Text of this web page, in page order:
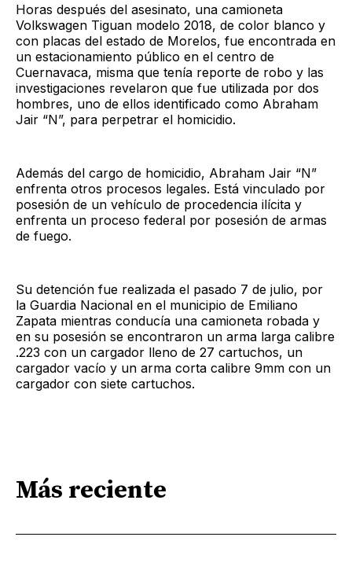
Horas después del asesinato, una camioneta
Volkswagen Tiguan modelo 2018, de color blanco y
con placas del estado de Morelos, fue encontrada en
un estacionamiento público en el centro de
Cuernavaca, misma que tenía reporte de robo y las
investigaciones revelaron que fue utilizada por dos
hombres, uno de ellos identificado como Abraham
Jair “N”, para perpetrar el homicidio.
Además del cargo de homicidio, Abraham Jair “N”
enfrenta otros procesos legales. Está vinculado por
posesión de un vehículo de procedencia ilícita y
enfrenta un proceso federal por posesión de armas
de fuego.
Su detención fue realizada el pasado 7 de julio, por
la Guardia Nacional en el municipio de Emiliano
Zapata mientras conducía una camioneta robada y
en su posesión se encontraron un arma larga calibre
.223 con un cargador lleno de 27 cartuchos, un
cargador vacío y un arma corta calibre 9mm con un
cargador con siete cartuchos.
Más reciente